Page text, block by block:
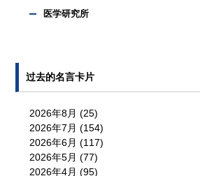
医学研究所
过去的名言卡片
2026年8月 (25)
2026年7月 (154)
2026年6月 (117)
2026年5月 (77)
2026年4月 (95)